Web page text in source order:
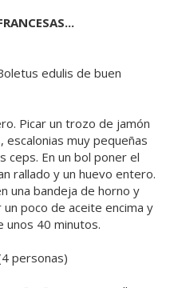
edulis de buen
Picar un trozo de jamón
muy pequeñas
ceps. En un bol poner el
rallado y un huevo entero.
una bandeja de horno y
poco de aceite encima y
unos 40 minutos.
personas)